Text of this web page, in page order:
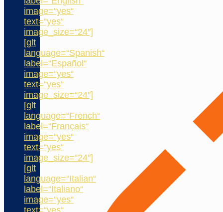
image=“yes“
text=“yes“
image_size=“24″]
[glt
language=“Spanish“
label=“Español“
image=“yes“
text=“yes“
image_size=“24″]
[glt
language=“French“
label=“Français“
image=“yes“
text=“yes“
image_size=“24″]
[glt
language=“Italian“
label=“Italiano“
image=“yes“
text=“yes“